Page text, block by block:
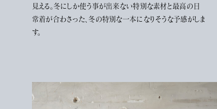
見える。冬にしか使う事が出来ない特別な素材と最高の日
常着が合わさった、冬の特別な一本になりそうな予感がしま
す。